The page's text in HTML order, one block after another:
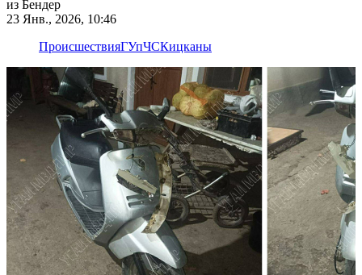
из Бендер
23 Янв., 2026, 10:46
ПроисшествияГУпЧСКицканы